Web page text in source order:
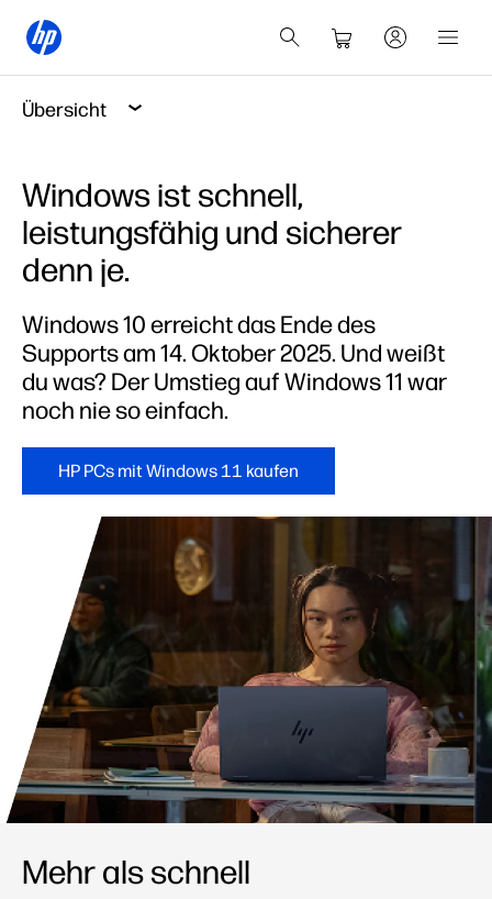
Übersicht
Windows ist schnell,
leistungsfähig und sicherer
denn je.
Windows 10 erreicht das Ende des
Supports am 14. Oktober 2025. Und weißt
du was? Der Umstieg auf Windows 11 war
noch nie so einfach.
HP PCs mit Windows 11 kaufen
Mehr als schnell